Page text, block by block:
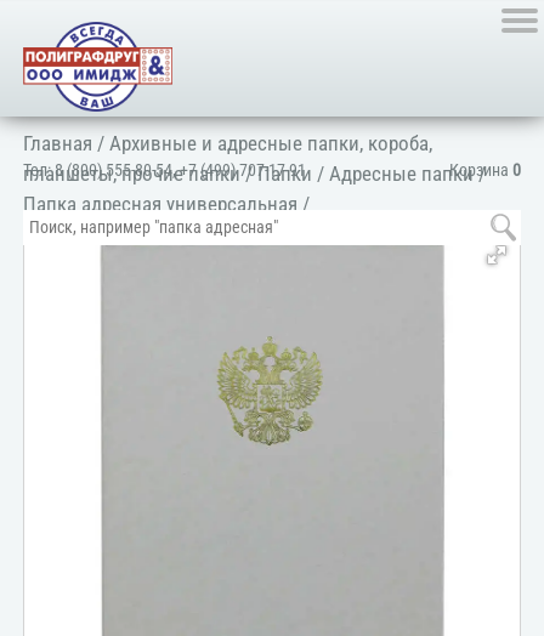
Корзина 0
Тел:8 (800) 555-80-54,+7 (499) 707-17-91
Главная /Архивные и адресные папки, короба,
планшеты, прочие папки/Папки /Адресные папки/
Папка адресная универсальная /